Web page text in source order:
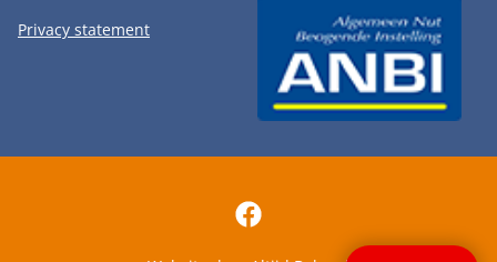
Privacy statement